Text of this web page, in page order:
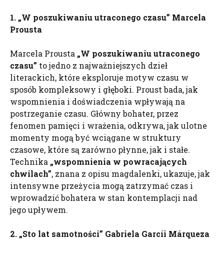
1. „W poszukiwaniu utraconego czasu” Marcela
Prousta
Marcela Prousta „W poszukiwaniu utraconego
czasu” to jedno z najważniejszych dzieł
literackich, które eksploruje motyw czasu w
sposób kompleksowy i głęboki. Proust bada, jak
wspomnienia i doświadczenia wpływają na
postrzeganie czasu. Główny bohater, przez
fenomen pamięci i wrażenia, odkrywa, jak ulotne
momenty mogą być wciągane w struktury
czasowe, które są zarówno płynne, jak i stałe.
Technika „wspomnienia w powracających
chwilach”, znana z opisu magdalenki, ukazuje, jak
intensywne przeżycia mogą zatrzymać czas i
wprowadzić bohatera w stan kontemplacji nad
jego upływem.
2. „Sto lat samotności” Gabriela Garcíi Márqueza